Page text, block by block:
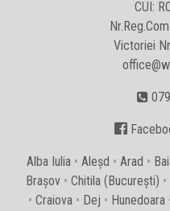
CUI:
Victoriei

Alba Iulia • Aleșd • Arad •
Brașov • Chitila (București) •
• Craiova• Dej • Hunedoara